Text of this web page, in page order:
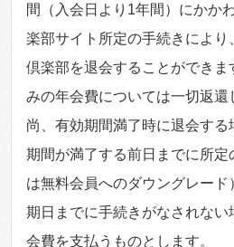
間（入会日より1年間）にかか
楽部サイト所定の手続きにより
倶楽部を退会することができま
みの年会費については一切返還
尚、有効期間満了時に退会す
期間が満了する前日までに所定
は無料会員へのダウングレード
期日までに手続きがなされな
会費を支払うものとします。